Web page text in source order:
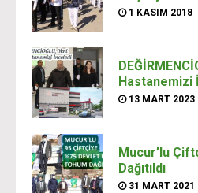
1 KASIM 2018
Hastanemizi
13 MART 2023
Mucur’lu
Dağıtıldı
31 MART 2021